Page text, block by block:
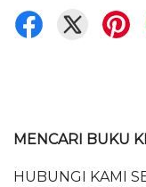
MENCARI BUKU
HUBUNGI KAMI